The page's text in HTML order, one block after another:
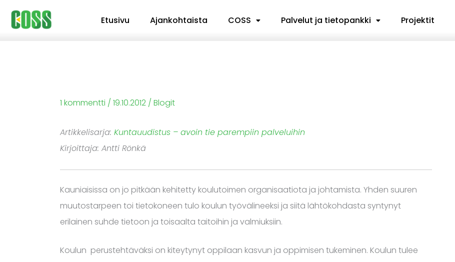
Siirry
sisältöön
Etusivu Ajankohtaista COSS Palvelut ja tietopankki Projektit
1 kommentti / 19.10.2012 / Blogit
Artikkelisarja: Kuntauudistus – avoin tie parempiin palveluihin
Kirjoittaja: Antti Rönkä
Kauniaisissa on jo pitkään kehitetty koulutoimen organisaatiota ja johtamista. Yhden suuren
muutostarpeen toi tietokoneen tulo koulun työvälineeksi ja siitä lähtökohdasta syntynyt
erilainen suhde tietoon ja toisaalta taitoihin ja valmiuksiin.
Koulun perustehtäväksi on kiteytynyt oppilaan kasvun ja oppimisen tukeminen. Koulun tulee